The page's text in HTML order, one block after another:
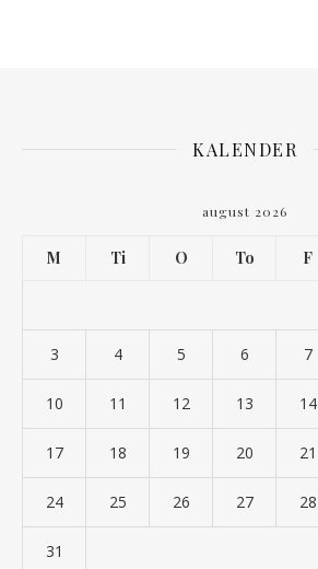
KALENDER
august 2026
M Ti O To F
3 4 5 6 7
10 11 12 13 14
17 18 19 20 21
24 25 26 27 28
31